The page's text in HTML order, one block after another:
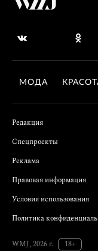
МОДА
Редакция
Спецпроекты
Реклама
Правовая информация
Условия использования
Политика
WMJ, 2026 г. 18+